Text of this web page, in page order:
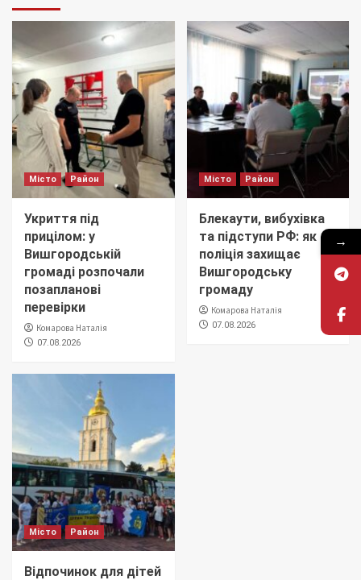
Місто Район
Укриття під
прицілом: у
Вишгородській
громаді розпочали
позапланові
перевірки
Комарова Наталія
07.08.2026
Місто Район
Блекаути, вибухівка
та підступи РФ: як
поліція захищає
Вишгородську
громаду
Комарова Наталія
07.08.2026
Місто Район
Відпочинок для дітей
→